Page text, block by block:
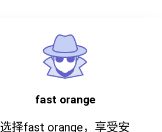
fast orange
选择fast orange，享受安